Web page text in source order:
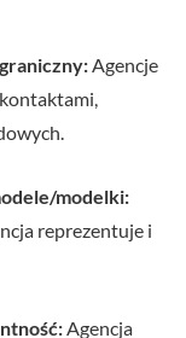
Agencje
modelki:
reprezentuje i
Agencja